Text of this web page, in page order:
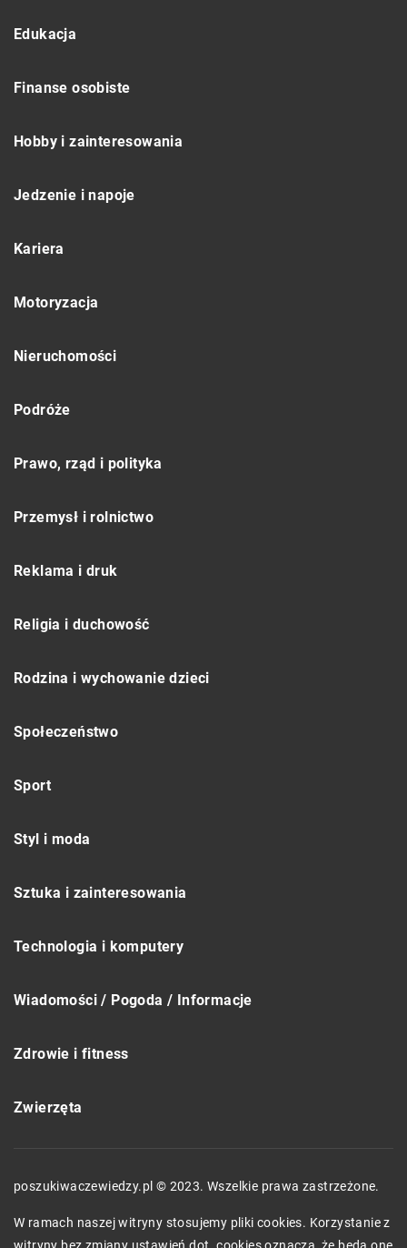
Edukacja
Finanse osobiste
Hobby i zainteresowania
Jedzenie i napoje
Kariera
Motoryzacja
Nieruchomości
Podróże
Prawo, rząd i polityka
Przemysł i rolnictwo
Reklama i druk
Religia i duchowość
Rodzina i wychowanie dzieci
Społeczeństwo
Sport
Styl i moda
Sztuka i zainteresowania
Technologia i komputery
Wiadomości / Pogoda / Informacje
Zdrowie i fitness
Zwierzęta
poszukiwaczewiedzy.pl © 2023. Wszelkie prawa zastrzeżone.
W ramach naszej witryny stosujemy pliki cookies. Korzystanie z